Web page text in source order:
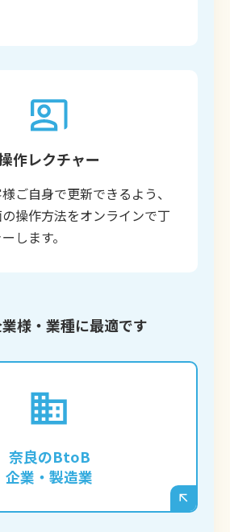
作レクチャー
ご自身で更新できるよう、
操作方法をオンラインで丁
します。
様・業種に最適です
奈良のBtoB
企業・製造業
術や製品情報をブログで発信
合わせを獲得したい企業様。